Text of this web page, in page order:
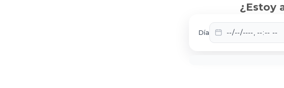
¿Estoy
Día